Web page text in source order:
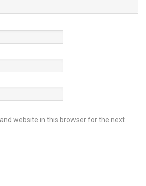
website in this browser for the next